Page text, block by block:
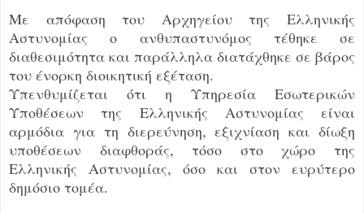
Με απόφαση του Αρχηγείου της Ελληνικής
Αστυνομίας ο ανθυπαστυνόμος τέθηκε σε
διαθεσιμότητα και παράλληλα διατάχθηκε σε βάρος
του ένορκη διοικητική εξέταση.
Υπενθυμίζεται ότι η Υπηρεσία Εσωτερικών
Υποθέσεων της Ελληνικής Αστυνομίας είναι
αρμόδια για τη διερεύνηση, εξιχνίαση και δίωξη
υποθέσεων διαφθοράς, τόσο στο χώρο της
Ελληνικής Αστυνομίας, όσο και στον ευρύτερο
δημόσιο τομέα.